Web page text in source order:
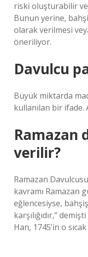
riski oluşturabilir
Bunun yerine,
olarak verilmesi
öneriliyor.
Davulcu
Büyük miktarda
kullanılan bir
Ramazan
verilir?
Ramazan
kavramı Ramazan
eğlencesiyse,
karşılığıdır,”
Han, 1745’in o